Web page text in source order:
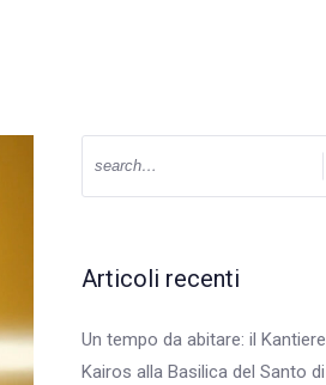
Articoli recenti
Un tempo da abitare: il Kantiere
Kairos alla Basilica del Santo di